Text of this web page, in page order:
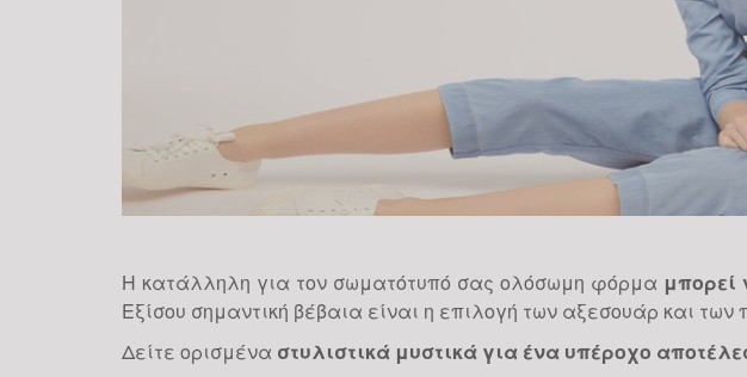
Η κατάλληλη για τον σωματότυπό σας ολόσωμη φόρμα μπορεί
Εξίσου σημαντική βέβαια είναι η επιλογή των αξεσουάρ και
Δείτε ορισμένα στυλιστικά μυστικά για ένα υπέροχο